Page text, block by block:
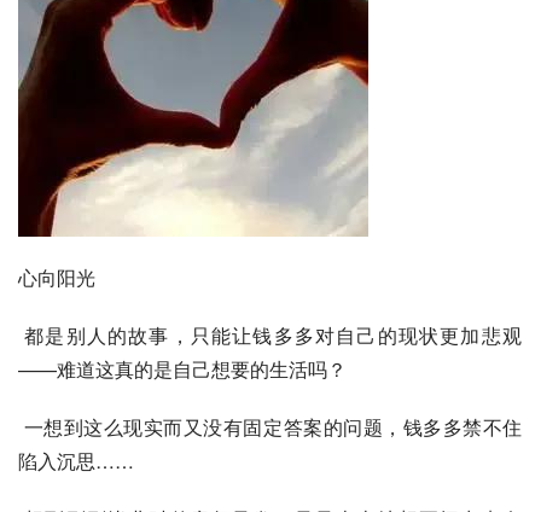
心向阳光
都是别人的故事，只能让钱多多对自己的现状更加悲观
——难道这真的是自己想要的生活吗？
陷入沉思……